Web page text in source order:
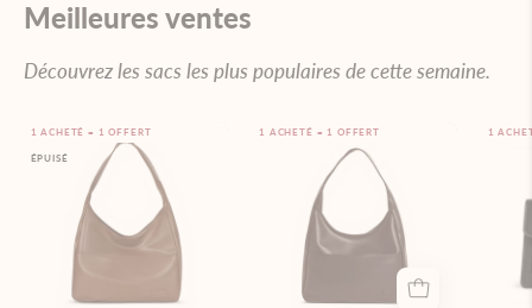
Meilleures ventes
Découvrez les sacs les plus populaires de cette semaine.
Sac
hobo
Marise
Marron
1 ACHETÉ = 1 OFFERT
ÉPUISÉ
Sac
hobo
Marise,
couleur
espresso
1 ACHETÉ = 1 OFFERT 1